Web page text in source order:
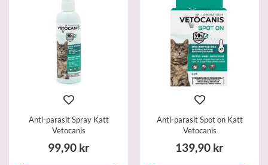
Anti-parasit Spray Katt
Vetocanis
99,90 kr
Anti-parasit Spot on Katt
Vetocanis
139,90 kr